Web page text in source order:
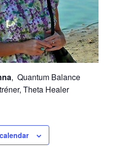
, Quantum Balance
Theta Healer